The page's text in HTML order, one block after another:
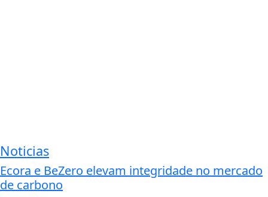
Noticias
Ecora e BeZero elevam integridade no mercado
de carbono